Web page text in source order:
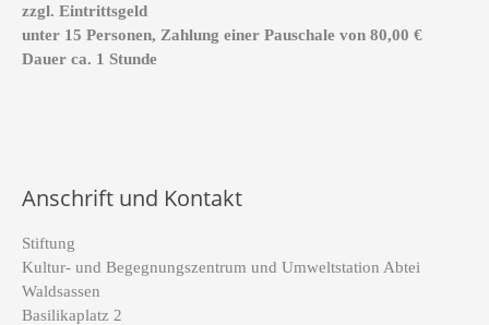
zzgl. Eintrittsgeld
unter 15 Personen, Zahlung einer Pauschale von 80,00 €
Dauer ca. 1 Stunde
Anschrift und Kontakt
Stiftung
Kultur- und Begegnungszentrum und Umweltstation Abtei
Waldsassen
Basilikaplatz 2